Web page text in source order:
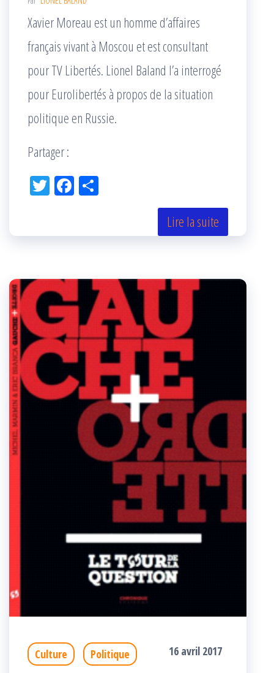
Xavier Moreau est un homme d’affaires
français vivant à Moscou et est consultant
pour TV Libertés. Lionel Baland l’a interrogé
pour Eurolibertés à propos de la situation
politique en Russie.
Partager :
Tw Fac
k r
Lire la suite
Culture Politique 16 avril 2017